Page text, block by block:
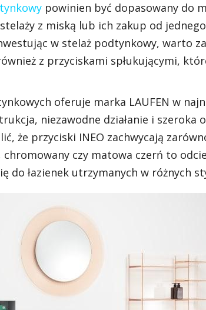
powinien być dopasowany do
z miską lub ich zakup od
w stelaż podtynkowy, warto
z przyciskami spłukującymi,
oferuje marka LAUFEN w
niezawodne działanie i
że przyciski INEO zachwycają
chromowany czy matowa czerń to
do łazienek utrzymanych w różnych